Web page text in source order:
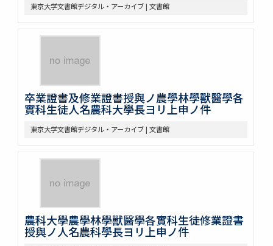
東京大学文書館デジタル・アーカイブ | 文書館
卒業證書及修業證書授與ノ農學林學獸醫學各
實科生徒人名農科大學長ヨリ上申ノ件
東京大学文書館デジタル・アーカイブ | 文書館
農科大學農學林學獸醫學各實科生徒修業證書
授與ノ人名農科學長ヨリ上申ノ件